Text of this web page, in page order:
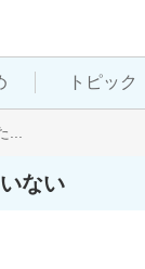
トピック
ない